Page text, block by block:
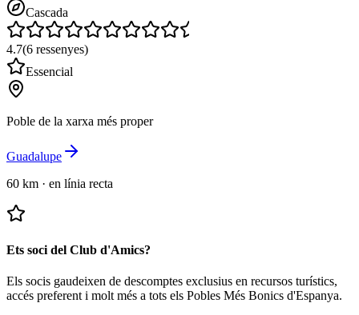
Cascada
4.7(6 ressenyes)
Essencial
Poble de la xarxa més proper
Guadalupe
60 km · en línia recta
Ets soci del Club d'Amics?
Els socis gaudeixen de descomptes exclusius en recursos turístics,
accés preferent i molt més a tots els Pobles Més Bonics d'Espanya.